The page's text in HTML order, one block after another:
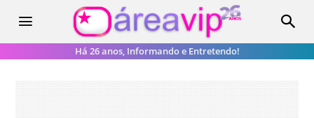
Há 26 anos, Informando e Entretendo!